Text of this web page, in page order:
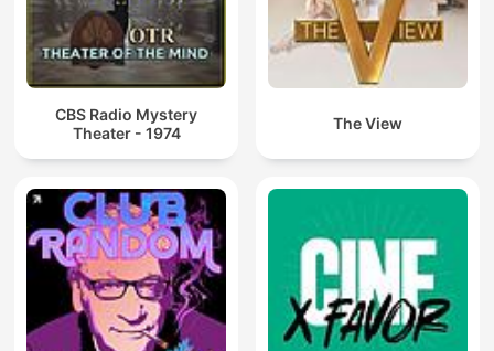
CBS Radio Mystery
Theater - 1974
The View